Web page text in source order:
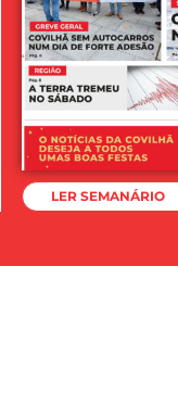
LER SEMANÁRIO